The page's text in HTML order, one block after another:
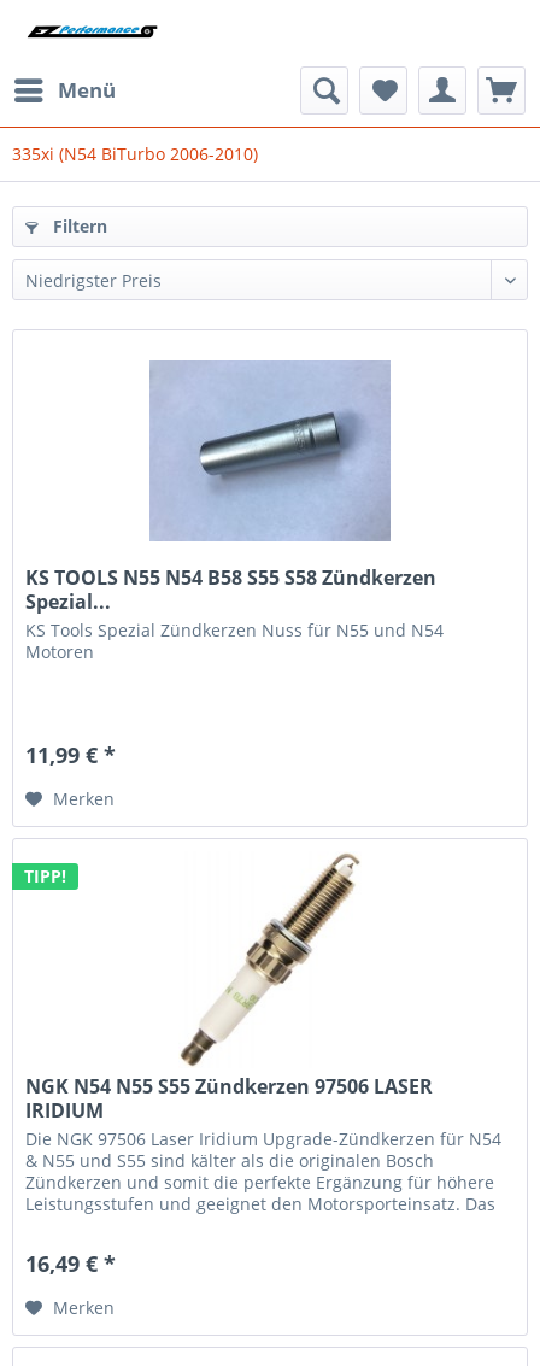
Menü
335xi (N54 BiTurbo 2006-2010)
Filtern
KS TOOLS N55 N54 B58 S55 S58 Zündkerzen
Spezial...
KS Tools Spezial Zündkerzen Nuss für N55 und N54
Motoren
11,99 € *
Merken
TIPP!
NGK N54 N55 S55 Zündkerzen 97506 LASER
IRIDIUM
Die NGK 97506 Laser Iridium Upgrade-Zündkerzen für N54
& N55 und S55 sind kälter als die originalen Bosch
Zündkerzen und somit die perfekte Ergänzung für höhere
Leistungsstufen und geeignet den Motorsporteinsatz. Das
16,49 € *
Merken